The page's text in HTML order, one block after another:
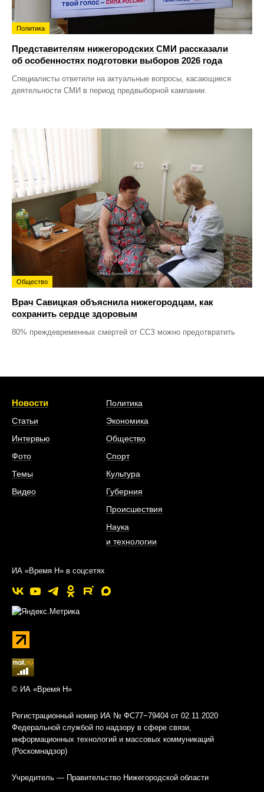
Политика
Представителям нижегородских СМИ рассказали
об особенностях подготовки выборов 2026 года
Специалисты ответили на актуальные вопросы, касающиеся
деятельности СМИ в период предвыборной кампании.
Общество
Врач Савицкая объяснила нижегородцам, как
сохранить сердце здоровым
80% преждевременных смертей от ССЗ можно предотвратить
Новости
Статьи
Интервью
Фото
Темы
Видео
Политика
Экономика
Общество
Спорт
Культура
Губерния
Происшествия
Наука
и технологии
ИА «Время Н» в соцсетях
© ИА «Время Н»
Регистрационный номер ИА № ФС77−79404 от 02.11.2020
Федеральной службой по надзору в сфере связи,
информационных технологий и массовых коммуникаций
(Роскомнадзор)
Учредитель — Правительство Нижегородской области